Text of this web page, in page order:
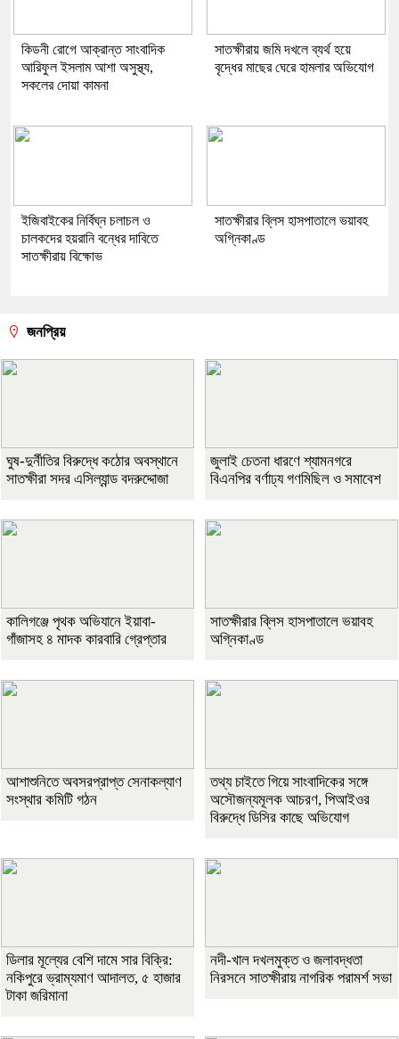
কিডনী রোগে আক্রান্ত সাংবাদিক
আরিফুল ইসলাম আশা অসুস্থ্য,
সকলের দোয়া কামনা
সাতক্ষীরায় জমি দখলে ব্যর্থ হয়ে
বৃদ্ধের মাছের ঘেরে হামলার অভিযোগ
ইজিবাইকের নির্বিঘ্ন চলাচল ও
চালকদের হয়রানি বন্ধের দাবিতে
সাতক্ষীরায় বিক্ষোভ
সাতক্ষীরার ব্লিস হাসপাতালে ভয়াবহ
অগ্নিকাণ্ড
জনপ্রিয়
ঘুষ-দুর্নীতির বিরুদ্ধে কঠোর অবস্থানে
সাতক্ষীরা সদর এসিল্যান্ড বদরুদ্দোজা
জুলাই চেতনা ধারণে শ্যামনগরে
বিএনপির বর্ণাঢ্য গণমিছিল ও সমাবেশ
কালিগঞ্জে পৃথক অভিযানে ইয়াবা-
গাঁজাসহ ৪ মাদক কারবারি গ্রেপ্তার
সাতক্ষীরার ব্লিস হাসপাতালে ভয়াবহ
অগ্নিকাণ্ড
আশাশুনিতে অবসরপ্রাপ্ত সেনাকল্যাণ
সংস্থার কমিটি গঠন
তথ্য চাইতে গিয়ে সাংবাদিকের সঙ্গে
অসৌজন্যমূলক আচরণ, পিআইওর
বিরুদ্ধে ডিসির কাছে অভিযোগ
ডিলার মূল্যের বেশি দামে সার বিক্রি:
নকিপুরে ভ্রাম্যমাণ আদালত, ৫ হাজার
টাকা জরিমানা
নদী-খাল দখলমুক্ত ও জলাবদ্ধতা
নিরসনে সাতক্ষীরায় নাগরিক পরামর্শ সভা